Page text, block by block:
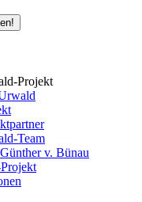
Projekt
Team
v. Bünau